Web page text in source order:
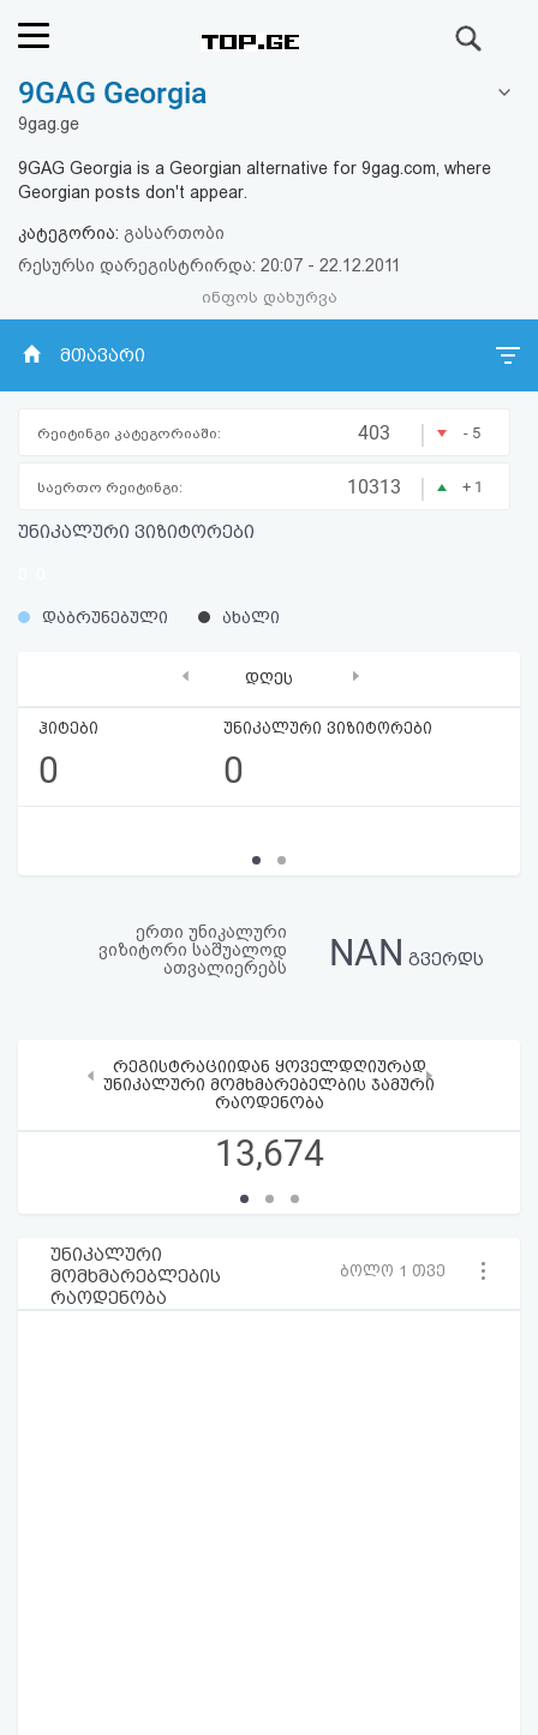
რეიტინგი
კითხვა-
პასუხი
რეგისტრაცია
HTML
სალიცენზიო
შეთანხმება
9GAG Georgia
9gag.ge
9GAG Georgia is a Georgian alternative for 9gag.com, where
Georgian posts don't appear.
კატეგორია: გასართობი
რესურსი დარეგისტრირდა: 20:07 - 22.12.2011
ინფოს დახურვა
მთავარი
რეიტინგი კატეგორიაში: 403 | - 5
საერთო რეიტინგი: 10313 | + 1
უნიკალური ვიზიტორები
%
% დაბრუნებული ახალი
დღეს
ჰიტები
0
უნიკალური ვიზიტორები
0
‹ ›
ერთი უნიკალური
ვიზიტორი საშუალოდ
ათვალიერებს
NAN გვერდს
რეგისტრაციიდან ყოველდღიურად
უნიკალური მომხმარებელბის ჯამური
რაოდენობა
13,674
‹ ›
უნიკალური
მომხმარებლების
რაოდენობა
ბოლო 1 თვე